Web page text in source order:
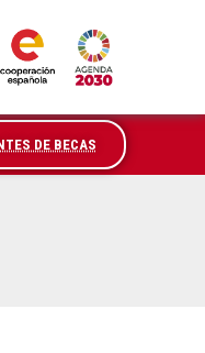
DE BECAS